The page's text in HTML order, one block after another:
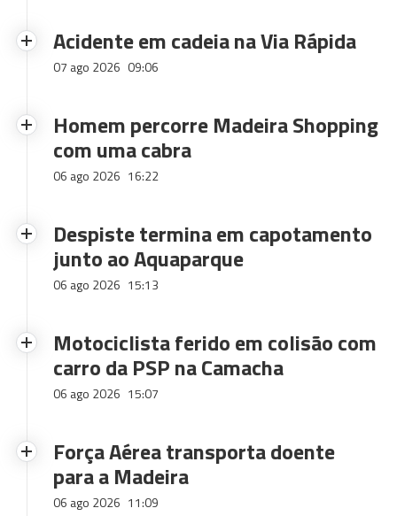
Acidente em cadeia na Via Rápida
07 ago 2026 09:06
Homem percorre Madeira Shopping
com uma cabra
06 ago 2026 16:22
Despiste termina em capotamento
junto ao Aquaparque
06 ago 2026 15:13
Motociclista ferido em colisão com
carro da PSP na Camacha
06 ago 2026 15:07
Força Aérea transporta doente
para a Madeira
06 ago 2026 11:09